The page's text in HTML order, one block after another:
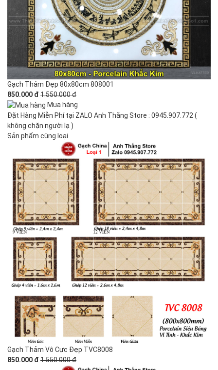
Gạch Thảm Đẹp 80x80cm 808001
850.000 đ 1.550.000 đ
Mua hàng
Đặt Hàng Miễn Phí tại ZALO Anh Thắng Store : 0945.907.772 (
không chặn người lạ )
Sản phẩm cùng loại
Gạch Thảm Vô Cực Đẹp TVC8008
850.000 đ 1.550.000 đ